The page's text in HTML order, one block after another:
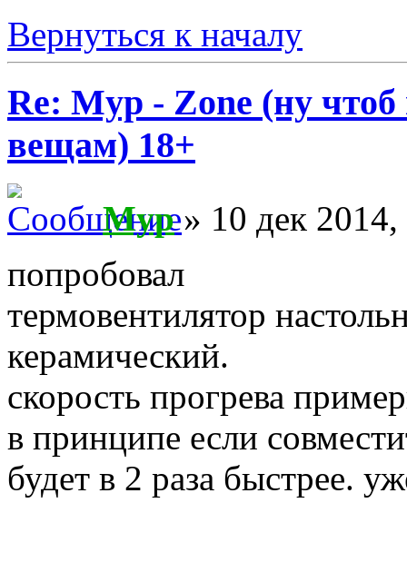
Вернуться к началу
Re: Myp - Zone (ну
вещам) 18+
Myp» 10 дек 2014,
попробовал
термовентилятор
керамический.
скорость прогрева
в принципе если
будет в 2 раза быстрее.